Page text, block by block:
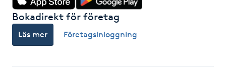
Hudföryngring
Bokadirekt för företag
Läs mer Företagsinloggning